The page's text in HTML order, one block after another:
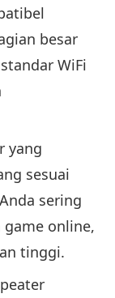
besar
WiFi
yang
sesuai
sering
online,
tinggi.